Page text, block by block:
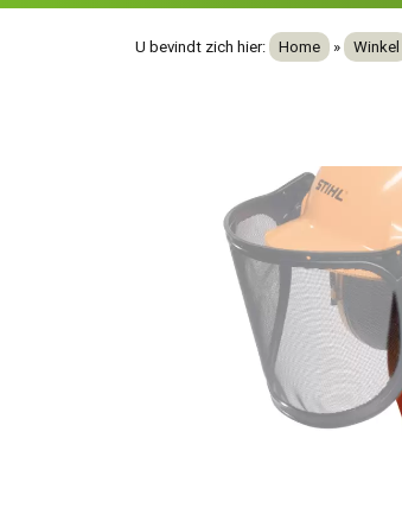
U bevindt zich hier: Home » Winkel